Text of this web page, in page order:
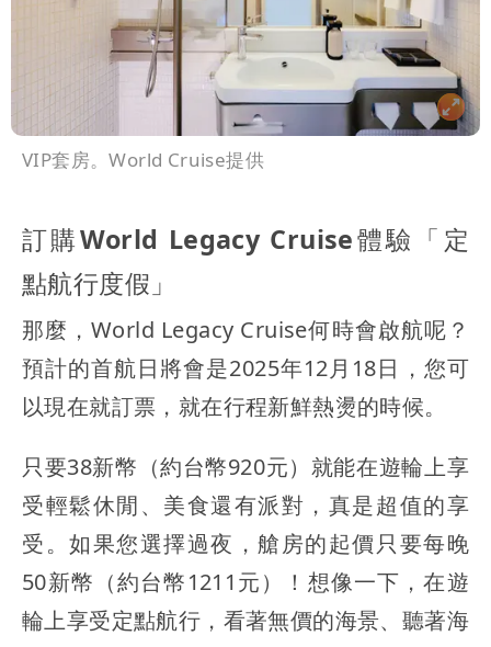
VIP套房。World Cruise提供
訂購World Legacy Cruise體驗「定
點航行度假」
那麼，World Legacy Cruise何時會啟航呢？
預計的首航日將會是2025年12月18日，您可
以現在就訂票，就在行程新鮮熱燙的時候。
只要38新幣（約台幣920元）就能在遊輪上享
受輕鬆休閒、美食還有派對，真是超值的享
受。如果您選擇過夜，艙房的起價只要每晚
50新幣（約台幣1211元）！想像一下，在遊
輪上享受定點航行，看著無價的海景、聽著海